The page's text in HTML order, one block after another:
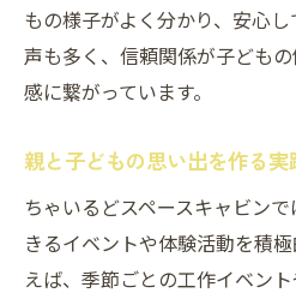
もの様子がよく分かり、安心
声も多く、信頼関係が子ども
感に繋がっています。
親と子どもの思い出を作る実
ちゃいるどスペースキャビン
きるイベントや体験活動を積
えば、季節ごとの工作イベン